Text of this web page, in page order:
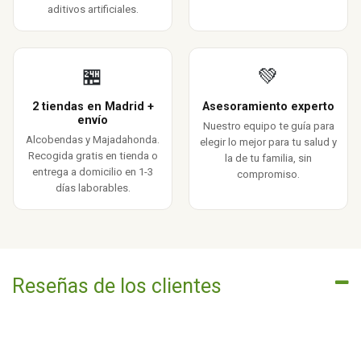
aditivos artificiales.
🏪
2 tiendas en Madrid +
envío
Alcobendas y Majadahonda.
Recogida gratis en tienda o
entrega a domicilio en 1-3
días laborables.
💚
Asesoramiento experto
Nuestro equipo te guía para
elegir lo mejor para tu salud y
la de tu familia, sin
compromiso.
Reseñas de los clientes